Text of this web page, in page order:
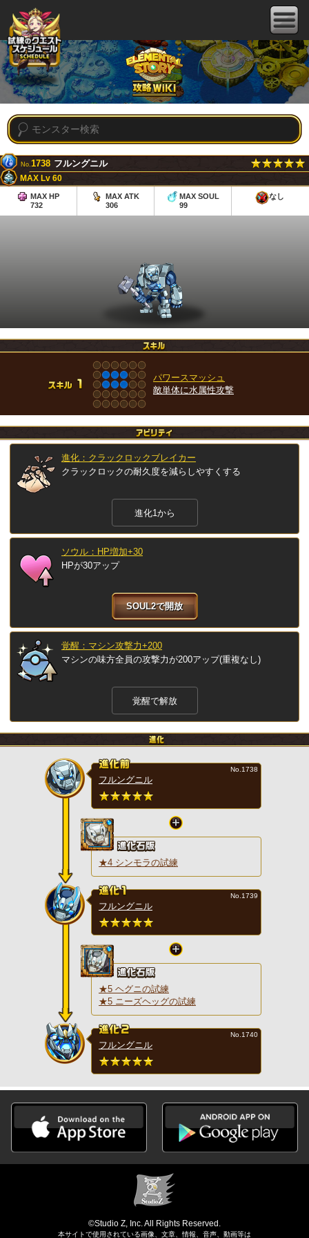
No.1738 フルングニル
MAX Lv 60
MAX HP
732
MAX ATK
306
MAX SOUL
99
なし
パワースマッシュ
敵単体に水属性攻撃
進化：クラックロックブレイカー
クラックロックの耐久度を減らしやすくする
進化1から
ソウル：HP増加+30
HPが30アップ
SOUL2で開放
覚醒：マシン攻撃力+200
マシンの味方全員の攻撃力が200アップ(重複なし)
覚醒で解放
フルングニル
No.1738
★4 シンモラの試練
フルングニル
No.1739
★5 ヘグニの試練
★5 ニーズヘッグの試練
フルングニル
No.1740
©Studio Z, Inc. All Rights Reserved.
本サイトで使用されている画像、文章、情報、音声、動画等は